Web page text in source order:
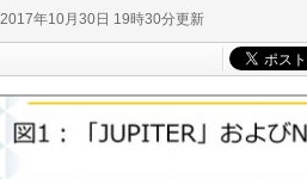
2017年10月30日 19時30分更新